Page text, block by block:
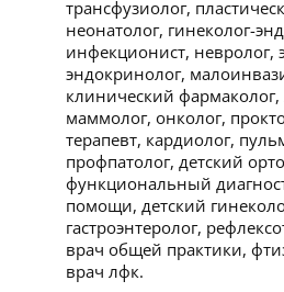
трансфузиолог,
неонатолог, гинеколог-
инфекционист, невролог,
эндокринолог,
клинический фармаколог,
маммолог, онколог,
терапевт, кардиолог,
профпатолог, детский
функциональный
помощи, детский
гастроэнтеролог,
врач общей практики,
врач лфк.